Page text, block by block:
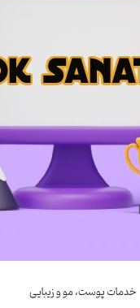
خدمات پوست، مو و زیبایی